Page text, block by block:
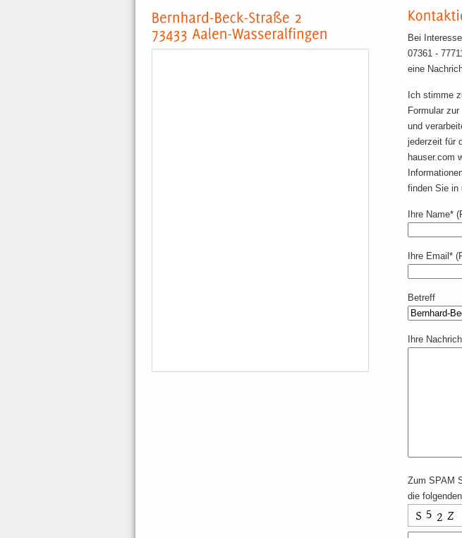
Bei
07361 -
eine
Ich stimme
Formular
und
jederzeit für
hauser.com
finden Sie in
Ihre Name*
Ihre Email*
Betreff
Ihre
Zum SPAM
die